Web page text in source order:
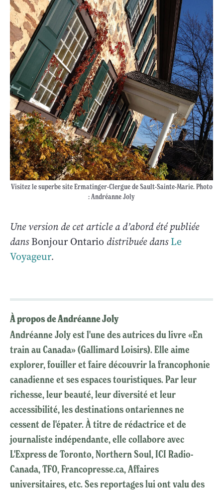
Visitez le superbe site Ermatinger-Clergue de Sault-Sainte-Marie. Photo
: Andréanne Joly
Une version de cet article a d’abord été publiée
dansBonjour Ontario distribuée dansLe
Voyageur.
À propos de Andréanne Joly
Andréanne Joly est l'une des autrices du livre «En
train au Canada» (Gallimard Loisirs). Elle aime
explorer, fouiller et faire découvrir la francophonie
canadienne et ses espaces touristiques. Par leur
richesse, leur beauté, leur diversité et leur
accessibilité, les destinations ontariennes ne
cessent de l'épater. À titre de rédactrice et de
journaliste indépendante, elle collabore avec
L'Express de Toronto, Northern Soul, ICI Radio-
Canada, TFO, Francopresse.ca, Affaires
universitaires, etc. Ses reportages lui ont valu des